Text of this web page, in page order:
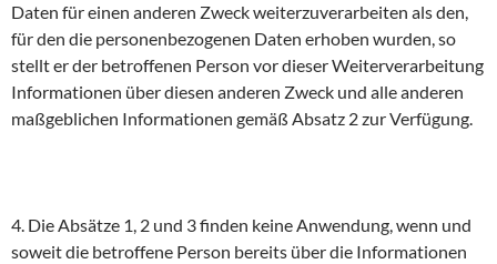
Daten für einen anderen Zweck weiterzuverarbeiten als den,
für den die personenbezogenen Daten erhoben wurden, so
stellt er der betroffenen Person vor dieser Weiterverarbeitung
Informationen über diesen anderen Zweck und alle anderen
maßgeblichen Informationen gemäß Absatz 2 zur Verfügung.
4. Die Absätze 1, 2 und 3 finden keine Anwendung, wenn und
soweit die betroffene Person bereits über die Informationen